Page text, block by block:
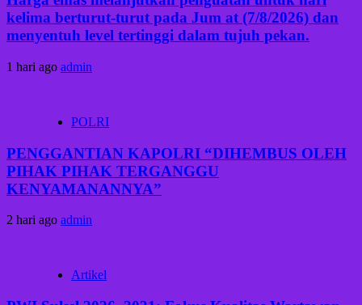
kelima berturut-turut pada Jum at (7/8/2026) dan
menyentuh level tertinggi dalam tujuh pekan.
1 hari ago admin
POLRI
PENGGANTIAN KAPOLRI “DIHEMBUS OLEH
PIHAK PIHAK TERGANGGU
KENYAMANANNYA”
2 hari ago admin
Artikel